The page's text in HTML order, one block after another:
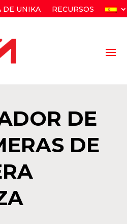
DE UNIKA RECURSOS
DE
DE